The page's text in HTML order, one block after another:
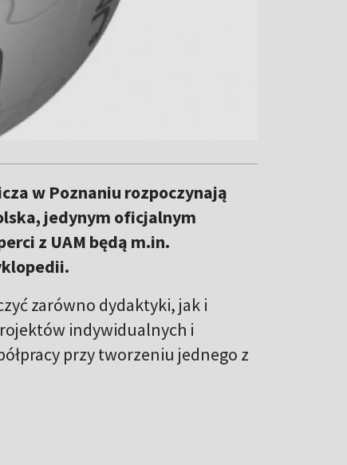
w Poznaniu rozpoczynają
jedynym oficjalnym
z UAM będą m.in.
zarówno dydaktyki, jak i
indywidualnych i
przy tworzeniu jednego z